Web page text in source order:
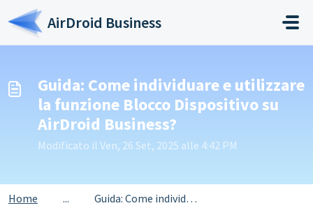
Salta al contenuto principale
AirDroid Business
Guida: Come individuare e utilizzare
la funzione Blocco Dispositivo su
AirDroid Business?
Modificato il Ven, 26 Set, 2025 alle 4:42 PM
Home ... Guida: Come individuare e utilizzare la funzione Blocco D...